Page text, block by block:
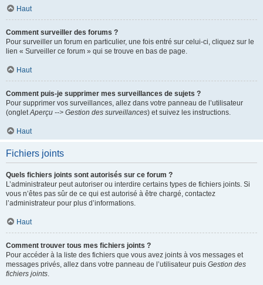
Haut
Comment surveiller des forums ?
Pour surveiller un forum en particulier, une fois entré sur celui-ci, cliquez sur le
lien « Surveiller ce forum » qui se trouve en bas de page.
Haut
Comment puis-je supprimer mes surveillances de sujets ?
Pour supprimer vos surveillances, allez dans votre panneau de l’utilisateur
(ongletAperçu --> Gestion des surveillances) et suivez les instructions.
Haut
Fichiers joints
Quels fichiers joints sont autorisés sur ce forum ?
L’administrateur peut autoriser ou interdire certains types de fichiers joints. Si
vous n’êtes pas sûr de ce qui est autorisé à être chargé, contactez
l’administrateur pour plus d’informations.
Haut
Comment trouver tous mes fichiers joints ?
Pour accéder à la liste des fichiers que vous avez joints à vos messages et
messages privés, allez dans votre panneau de l’utilisateur puis Gestion des
fichiers joints.